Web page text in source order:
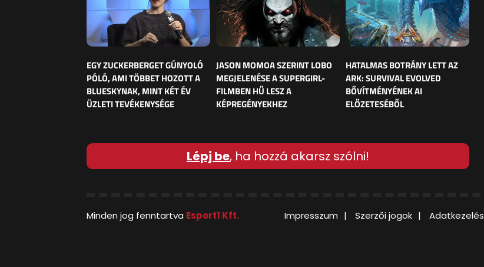
EGY ZUCKERBERGET GÚNYOLÓ
PÓLÓ, AMI TÖBBET HOZOTT A
BLUESKYNAK, MINT KÉT ÉV
ÜZLETI TEVÉKENYSÉGE
JASON MOMOA SZERINT LOBO
MEGJELENÉSE A SUPERGIRL-
FILMBEN HŰ LESZ A
KÉPREGÉNYEKHEZ
HATALMAS BOTRÁNY LETT AZ
ARK: SURVIVAL EVOLVED
BŐVÍTMÉNYÉNEK AI
ELŐZETESÉBŐL
Lépj be, ha hozzá akarsz szólni!
Minden jog fenntartva Esport1 Kft. Impresszum Szerzői jogok Adatkezelés